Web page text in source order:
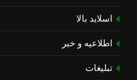
اسلاید بالا
اطلاعیه و خبر
تبلیغات